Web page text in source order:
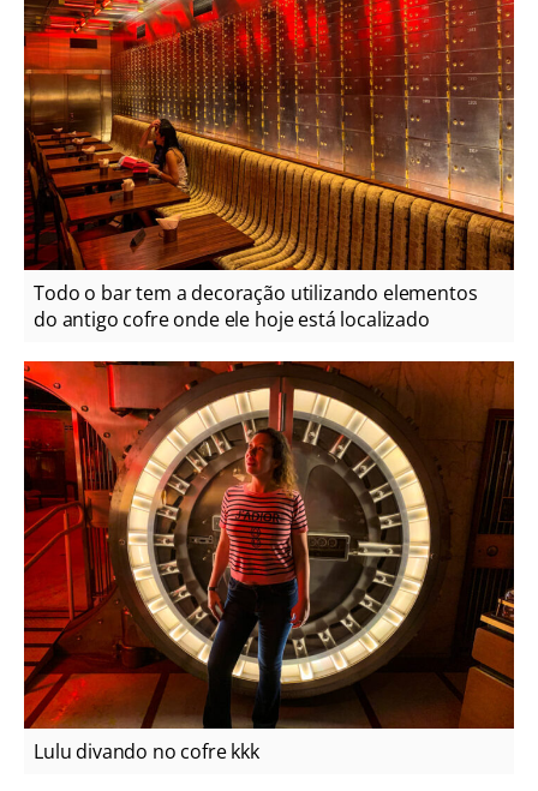
Todo o bar tem a decoração utilizando elementos
do antigo cofre onde ele hoje está localizado
Lulu divando no cofre kkk